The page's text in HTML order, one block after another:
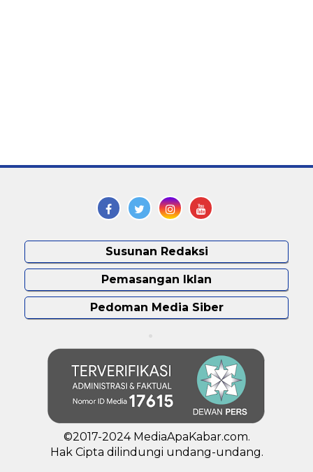
Susunan Redaksi
Pemasangan Iklan
Pedoman Media Siber
©2017-2024 MediaApaKabar.com.
Hak Cipta dilindungi undang-undang.